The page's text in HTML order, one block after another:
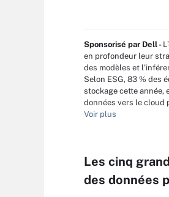
Sponsorisé par Dell -
en profondeur leur
des modèles et
Selon ESG, 83 % des
stockage cette année,
données vers le cloud
Voir plus
Les cinq
des données